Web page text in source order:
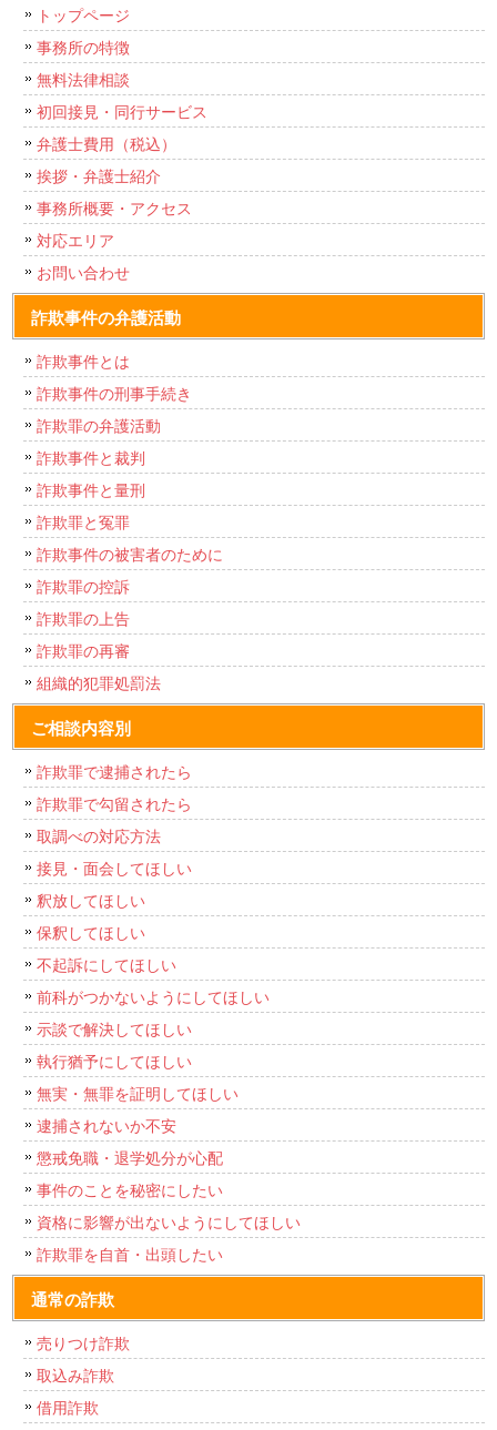
トップページ
事務所の特徴
無料法律相談
初回接見・同行サービス
弁護士費用（税込）
挨拶・弁護士紹介
事務所概要・アクセス
対応エリア
お問い合わせ
詐欺事件の弁護活動
詐欺事件とは
詐欺事件の刑事手続き
詐欺罪の弁護活動
詐欺事件と裁判
詐欺事件と量刑
詐欺罪と冤罪
詐欺事件の被害者のために
詐欺罪の控訴
詐欺罪の上告
詐欺罪の再審
組織的犯罪処罰法
ご相談内容別
詐欺罪で逮捕されたら
詐欺罪で勾留されたら
取調べの対応方法
接見・面会してほしい
釈放してほしい
保釈してほしい
不起訴にしてほしい
前科がつかないようにしてほしい
示談で解決してほしい
執行猶予にしてほしい
無実・無罪を証明してほしい
逮捕されないか不安
懲戒免職・退学処分が心配
事件のことを秘密にしたい
資格に影響が出ないようにしてほしい
詐欺罪を自首・出頭したい
通常の詐欺
売りつけ詐欺
取込み詐欺
借用詐欺